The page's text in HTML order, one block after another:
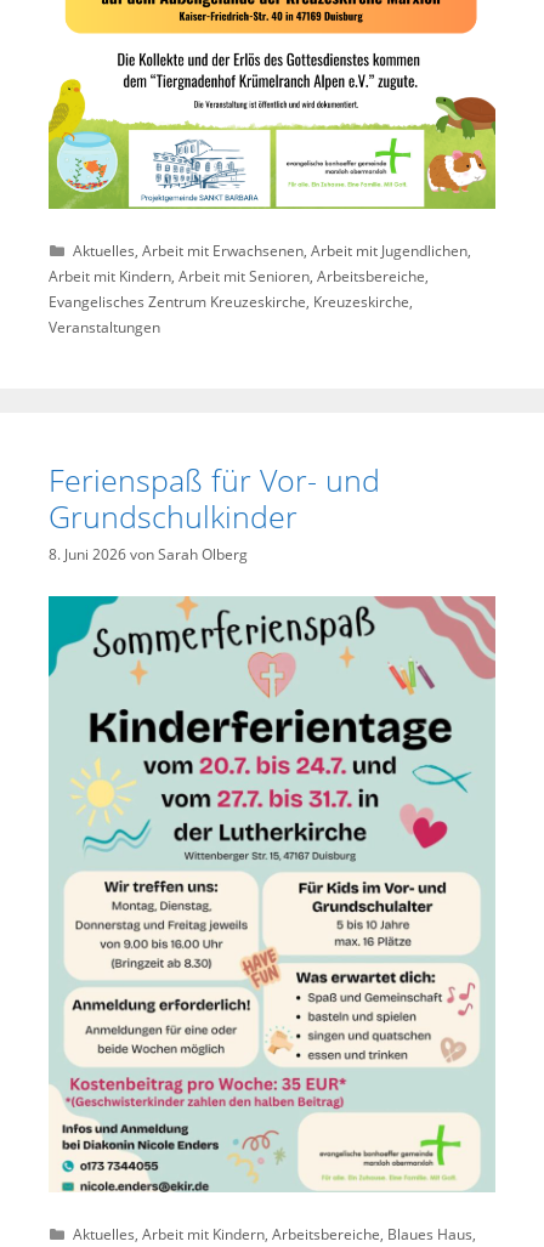
Kategorien
Aktuelles,Arbeit mit Erwachsenen,Arbeit mit Jugendlichen,
Arbeit mit Kindern, Arbeit mit Senioren, Arbeitsbereiche,
Evangelisches Zentrum Kreuzeskirche, Kreuzeskirche,
Veranstaltungen
Ferienspaß für Vor- und
Grundschulkinder
8. Juni 2026vonSarah Olberg
Kategorien
Aktuelles,Arbeit mit Kindern,Arbeitsbereiche, Blaues Haus,